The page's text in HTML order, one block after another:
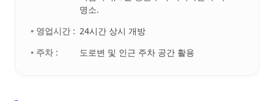
명소.
• 영업시간 : 24시간 상시 개방
• 주차 :
도로변 및 인근 주차 공간 활용